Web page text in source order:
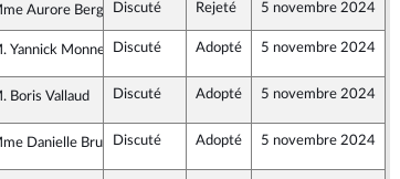
pour la République
Aurore Bergé Discuté Rejeté 5 novembre 2024
n°2210
Démocrate et Républicaine
Yannick Monnet Discuté Adopté 5 novembre 2024
n°2210
et apparentés
Boris Vallaud Discuté Adopté 5 novembre 2024
n°2210
pour la République
Danielle BruleboisDiscuté Adopté 5 novembre 2024